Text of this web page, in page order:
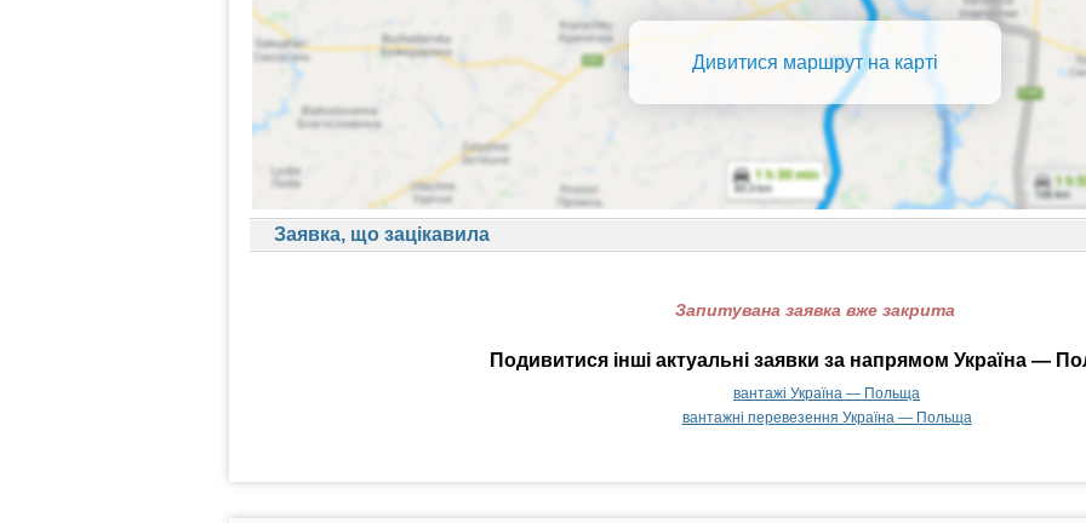
Дивитися маршрут на карті
Заявка, що зацікавила
Запитувана заявка вже закрита
Подивитися інші актуальні заявки за напрямом Україна —
вантажі Україна — Польща
вантажні перевезення Україна — Польща